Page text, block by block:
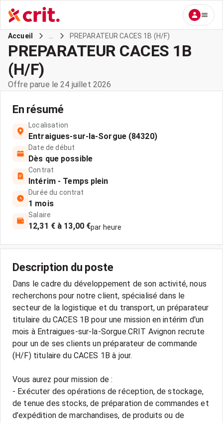
Accueil PREPARATEUR CACES 1B (H/F)
PREPARATEUR CACES 1B
(H/F)
Offre parue le 24 juillet 2026
En résumé
Localisation
Entraigues-sur-la-Sorgue (84320)
Date de début
Dès que possible
Contrat
Intérim - Temps plein
Durée du contrat
1 mois
Salaire
12,31 € à 13,00 €par heure
Description du poste
Dans le cadre du développement de son activité, nous
recherchons pour notre client, spécialisé dans le
secteur de la logistique et du transport, un préparateur
titulaire du CACES 1B pour une mission en intérim d'un
mois à Entraigues-sur-la-Sorgue.CRIT Avignon recrute
pour un de ses clients un préparateur de commande
(H/F) titulaire du CACES 1B à jour.
Vous aurez pour mission de :
- Exécuter des opérations de réception, de stockage,
de tenue des stocks, de préparation de commandes et
d’expédition de marchandises, de produits ou de